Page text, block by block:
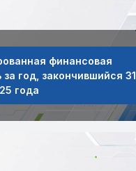
финансовая
год, закончившийся 31
года